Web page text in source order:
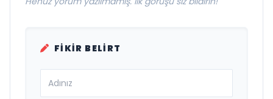
FIKIR BELIRT